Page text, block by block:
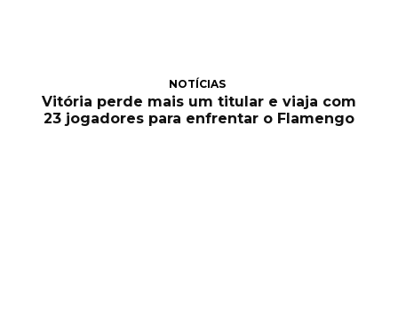
NOTÍCIAS
Vitória perde mais um titular e viaja com
23 jogadores para enfrentar o Flamengo